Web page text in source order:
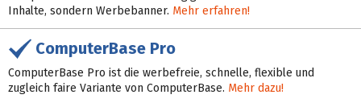
Inhalte, sondern Werbebanner. Mehr erfahren!
ComputerBase Pro
ComputerBase Pro ist die werbefreie, schnelle, flexible und
zugleich faire Variante von ComputerBase. Mehr dazu!